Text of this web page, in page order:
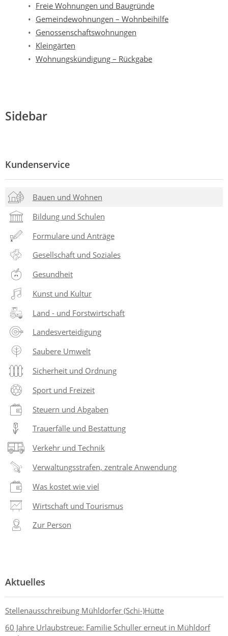
Freie Wohnungen und Baugründe
Gemeindewohnungen – Wohnbeihilfe
Genossenschaftswohnungen
Kleingärten
Wohnungskündigung – Rückgabe
Sidebar
Kundenservice
Bauen und Wohnen
Bildung und Schulen
Formulare und Anträge
Gesellschaft und Soziales
Gesundheit
Kunst und Kultur
Land - und Forstwirtschaft
Landesverteidigung
Saubere Umwelt
Sicherheit und Ordnung
Sport und Freizeit
Steuern und Abgaben
Trauerfälle und Bestattung
Verkehr und Technik
Verwaltungsstrafen, zentrale Anwendung
Was kostet wie viel
Wirtschaft und Tourismus
Zur Person
Aktuelles
Stellenausschreibung Mühldorfer (Schi-)Hütte
60 Jahre Urlaubstreue: Familie Schuller erneut in Mühldorf